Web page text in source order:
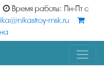
Время работы: Пн-Пт с
msk.ru